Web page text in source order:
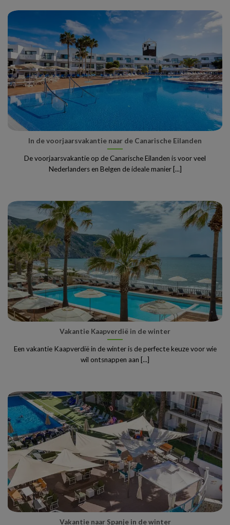
In de voorjaarsvakantie naar de Canarische Eilanden
De voorjaarsvakantie op de Canarische Eilanden is voor veel
Nederlanders en Belgen de ideale manier [...]
Vakantie Kaapverdië in de winter
Een vakantie Kaapverdië in de winter is de perfecte keuze voor wie
wil ontsnappen aan [...]
Vakantie naar Spanje in de winter